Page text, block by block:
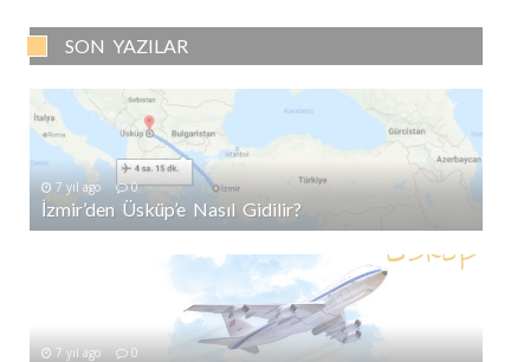
SON YAZILAR
7 yıl ago 0
İzmir’den Üsküp’e Nasıl Gidilir?
7 yıl ago 0